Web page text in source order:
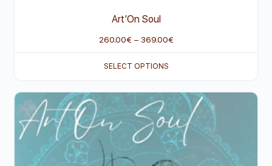
Art’On Soul
260.00€ – 369.00€
SELECT OPTIONS